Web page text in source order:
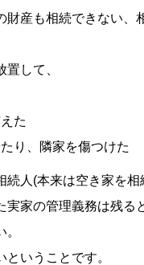
産も相続できない、
して、
た
り、隣家を傷つけた
人(本来は空き家を相
家の管理義務は残る
いうことです。